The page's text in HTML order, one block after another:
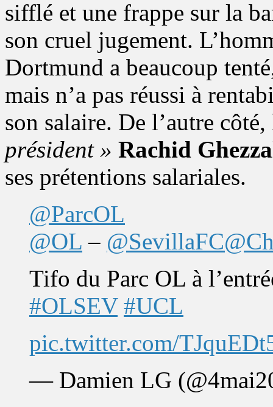
sifflé et une frappe sur la
son cruel jugement.
Dortmund a beaucoup
mais n’a pas réussi à
son salaire. De l’autre
président » Rachid
ses prétentions salariales.
@ParcOL
@OL – @SevillaFC
Tifo du Parc OL à
#OLSEV #UCL
pic.twitter.com/
— Damien LG